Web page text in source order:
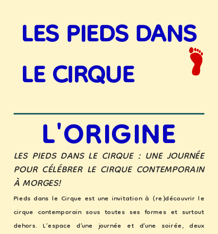
LES PIEDS DANS
LE CIRQUE
L'ORIGINE
LES PIEDS DANS LE CIRQUE : UNE JOURNÉE
POUR CÉLÉBRER LE CIRQUE CONTEMPORAIN
À MORGES!
Pieds dans le Cirque est une invitation à (re)découvrir le
cirque contemporain sous toutes ses formes et surtout
dehors. L’espace d’une journée et d’une soirée, deux